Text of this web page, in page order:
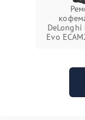
DeLonghi
Evo